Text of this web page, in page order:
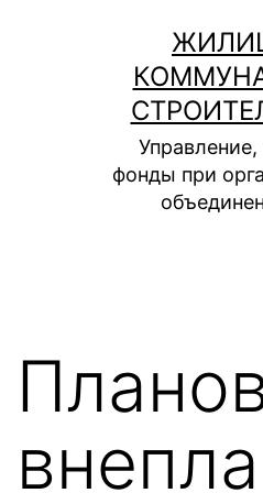
содержимому
фонды при